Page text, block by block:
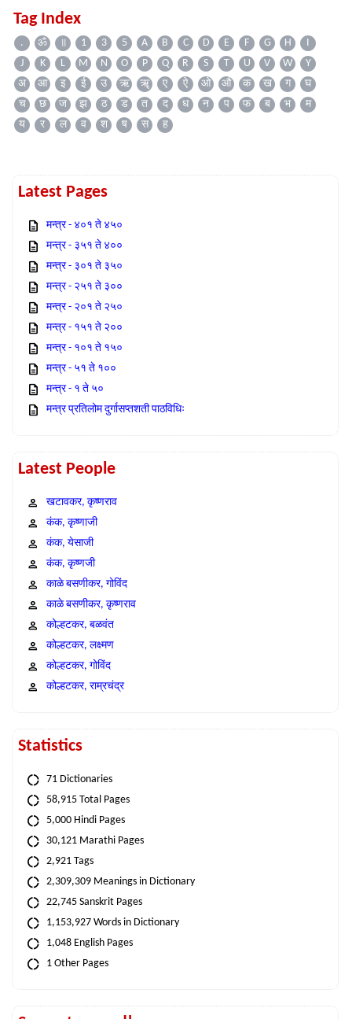
Tag Index
. ॐ ॥ 1 3 5 A B C D E F G H
I
J
K L M N O P Q R S T U V W
Y
अ
आ इ ई उ ऋ ॠ ए ऐ ओ औ क ख ग
घ
च
छ ज झ ठ ड त द ध न प फ ब भ
म
य
र ल व श ष स ह
Latest Pages
मन्त्र - ४०१ ते ४५०
मन्त्र - ३५१ ते ४००
मन्त्र - ३०१ ते ३५०
मन्त्र - २५१ ते ३००
मन्त्र - २०१ ते २५०
मन्त्र - १५१ ते २००
मन्त्र - १०१ ते १५०
मन्त्र - ५१ ते १००
मन्त्र - १ ते ५०
मन्त्र प्रतिलोम दुर्गासप्तशती पाठविधिः
Latest People
खटावकर, कृष्णराव
कंक, कृष्णाजी
कंक, येसाजी
कंक, कृष्णजी
काळे बसणीकर, गोविंद
काळे बसणीकर, कृष्णराव
कोल्हटकर, बळवंत
कोल्हटकर, लक्ष्मण
कोल्हटकर, गोविंद
कोल्हटकर, राम्रचंद्र
Statistics
71 Dictionaries
58,915 Total Pages
5,000 Hindi Pages
30,121 Marathi Pages
2,921 Tags
2,309,309 Meanings in Dictionary
22,745 Sanskrit Pages
1,153,927 Words in Dictionary
1,048 English Pages
1 Other Pages